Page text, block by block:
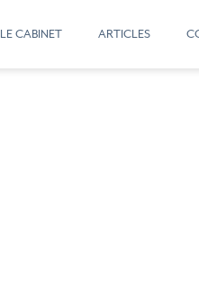
LE CABINET ARTICLES